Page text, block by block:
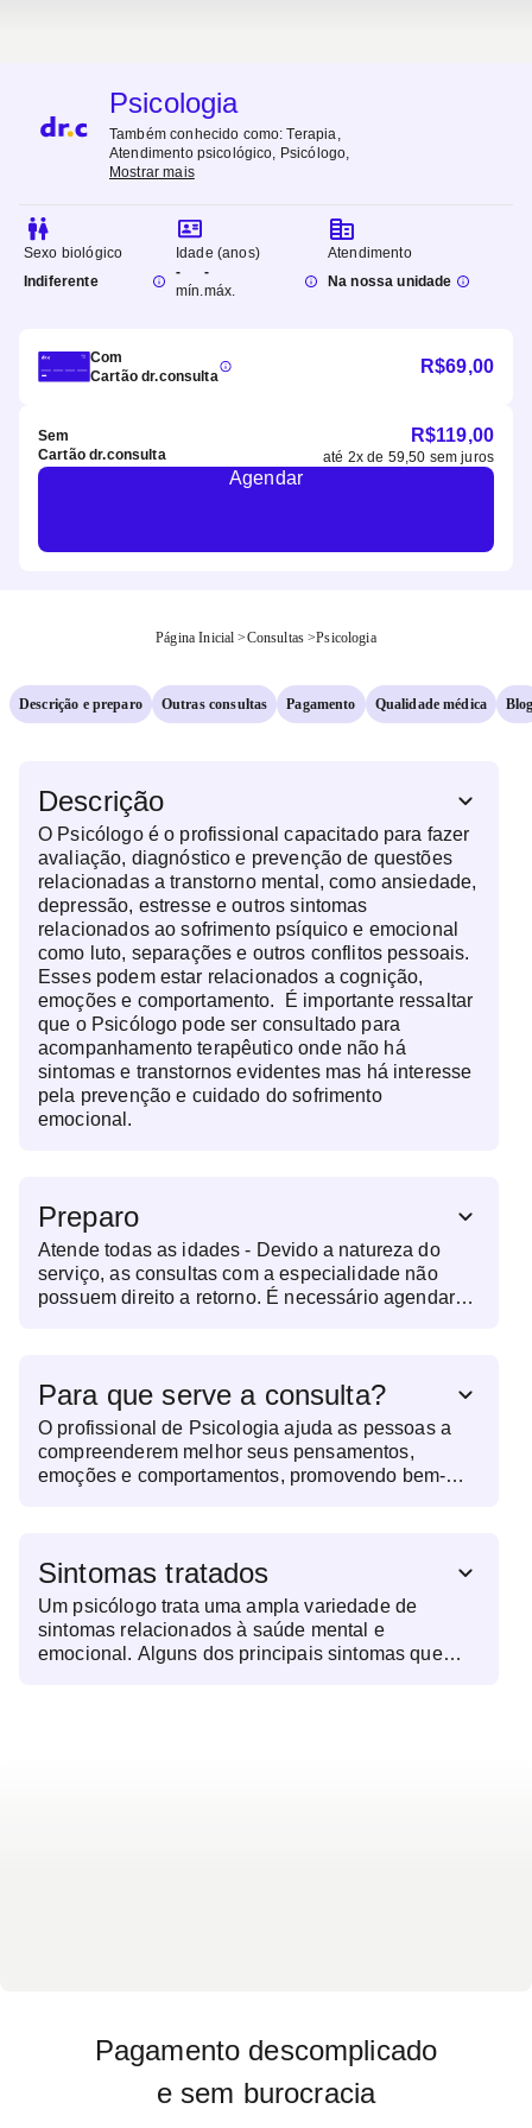
Psicologia
Também conhecido como:Terapia,
Atendimento psicológico, Psicólogo,
Mostrar mais
Sexo biológico
Indiferente
Idade (anos)
-
mín.
-
máx.
Atendimento
Na nossa unidade
Com
Cartão dr.consulta
R$69,00
Sem
Cartão dr.consulta
R$119,00
até 2x de 59,50 sem juros
Agendar
Página Inicial >Consultas >Psicologia
Descrição e preparo Outras consultas Pagamento Qualidade médica
Descrição
O Psicólogo é o profissional capacitado para fazer
avaliação, diagnóstico e prevenção de questões
relacionadas a transtorno mental, como ansiedade,
depressão, estresse e outros sintomas
relacionados ao sofrimento psíquico e emocional
como luto, separações e outros conflitos pessoais.
Esses podem estar relacionados a cognição,
emoções e comportamento. É importante ressaltar
que o Psicólogo pode ser consultado para
acompanhamento terapêutico onde não há
sintomas e transtornos evidentes mas há interesse
pela prevenção e cuidado do sofrimento
emocional.
Preparo
Atende todas as idades - Devido a natureza do
serviço, as consultas com a especialidade não
possuem direito a retorno. É necessário agendar
Para que serve a consulta?
O profissional de Psicologia ajuda as pessoas a
compreenderem melhor seus pensamentos,
emoções e comportamentos, promovendo bem-
pode atuar no desenvolvimento pessoal, ajudando
o indivíduo a fortalecer sua autoestima, tomar
decisões mais conscientes e melhorar sua
qualidade de vida. Além isso, trabalha em áreas
como orientação profissional, desenvolvimento de
Sintomas tratados
Um psicólogo trata uma ampla variedade de
sintomas relacionados à saúde mental e
emocional. Alguns dos principais sintomas que
Pagamento descomplicado
e sem burocracia